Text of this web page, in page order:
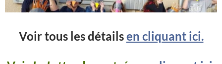
Voir tous les détailsen cliquant ici.